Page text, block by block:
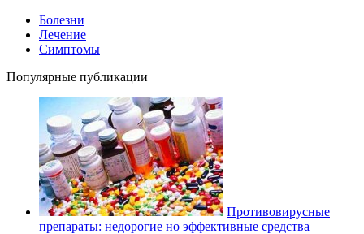
Болезни
Лечение
Симптомы
Популярные публикации
Противовирусные
препараты: недорогие но эффективные средства